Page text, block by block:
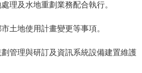
理及水地重劃業務配合執行。
土地使用計畫變更等事項。
劃管理與研訂及資訊系統設備建置維護